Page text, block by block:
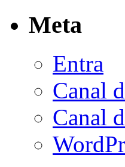
Meta
Entra
Canal
Canal